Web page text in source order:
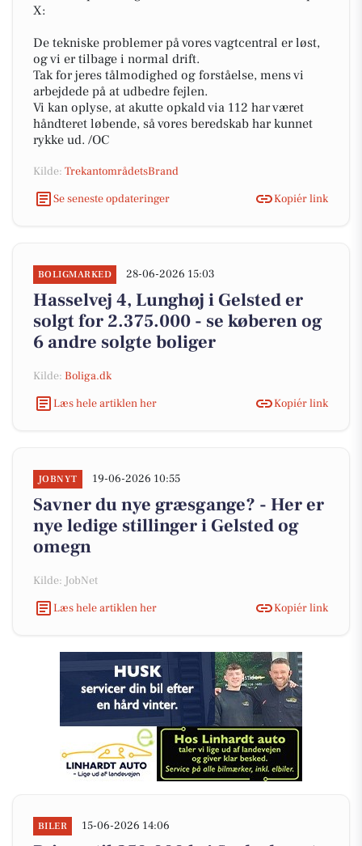
X:
De tekniske problemer på vores vagtcentral er løst,
og vi er tilbage i normal drift.
Tak for jeres tålmodighed og forståelse, mens vi
arbejdede på at udbedre fejlen.
Vi kan oplyse, at akutte opkald via 112 har været
håndteret løbende, så vores beredskab har kunnet
rykke ud. /OC
Kilde: TrekantområdetsBrand
Se seneste opdateringer
Kopiér link
BOLIGMARKED 28-06-2026 15:03
Hasselvej 4, Lunghøj i Gelsted er
solgt for 2.375.000 - se køberen og
6 andre solgte boliger
Kilde: Boliga.dk
Læs hele artiklen her
Kopiér link
JOBNYT 19-06-2026 10:55
Savner du nye græsgange? - Her er
nye ledige stillinger i Gelsted og
omegn
Kilde: JobNet
Læs hele artiklen her
Kopiér link
BILER 15-06-2026 14:06